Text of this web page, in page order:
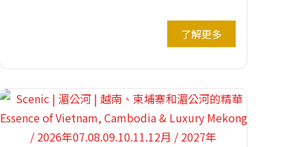
了解更多